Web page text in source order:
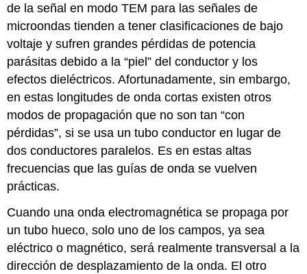
de la señal en modo TEM para las señales de
microondas tienden a tener clasificaciones de bajo
voltaje y sufren grandes pérdidas de potencia
parásitas debido a la “piel” del conductor y los
efectos dieléctricos. Afortunadamente, sin embargo,
en estas longitudes de onda cortas existen otros
modos de propagación que no son tan “con
pérdidas”, si se usa un tubo conductor en lugar de
dos conductores paralelos. Es en estas altas
frecuencias que las guías de onda se vuelven
prácticas.
Cuando una onda electromagnética se propaga por
un tubo hueco, solo uno de los campos, ya sea
eléctrico o magnético, será realmente transversal a la
dirección de desplazamiento de la onda. El otro